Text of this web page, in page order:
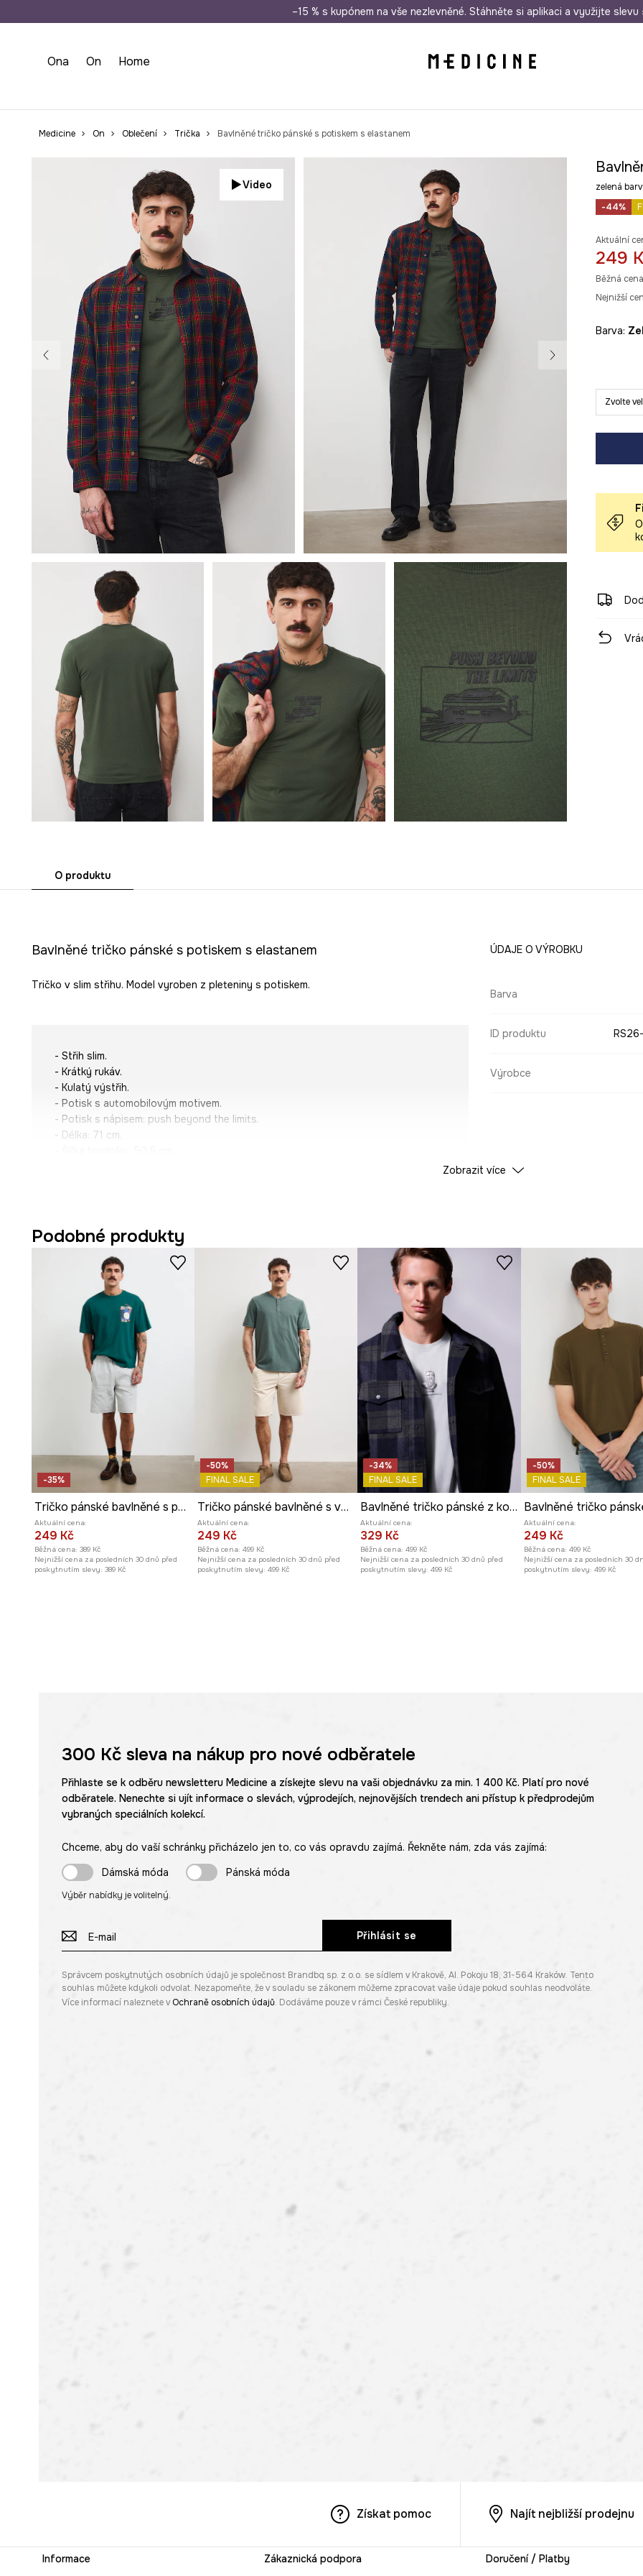
Doprava zdarma při nákupu nad 1 200 Kč Odeslání i do 24 hodin 30
–15 % s kupónem na vše nezlevněné. Stáhněte si aplikaci a využijte slevu
Ona On Home
Medicine On Oblečení Trička Bavlněné tričko pánské s potiskem s elastanem
Video
zelená
-44%
Aktuální
249
Běžná
Nejnižší
Barva:
Zvolte
O produktu
Bavlněné tričko pánské s potiskem s elastanem
Tričko v slim střihu. Model vyroben z pleteniny s potiskem.
- Střih slim.
- Krátký rukáv.
- Kulatý výstřih.
- Potisk s automobilovým motivem.
- Potisk s nápisem: push beyond the limits.
- Délka: 71 cm.
ÚDAJE O VÝROBKU
Barva
ID produktu
Výrobce
Zobrazit více
Podobné produkty
-35%
Tričko pánské bavlněné s potiskem
Aktuální cena:
249 Kč
Běžná cena: 389 Kč
Nejnižší cena za posledních 30 dnů před
poskytnutím slevy: 389 Kč
-50%
FINAL SALE
Tričko pánské bavlněné s vybledlým efektem
Aktuální cena:
249 Kč
Běžná cena: 499 Kč
Nejnižší cena za posledních 30 dnů před
poskytnutím slevy: 499 Kč
-34%
FINAL SALE
Bavlněné tričko pánské z kolekce Science – Words of Wisdom
Aktuální cena:
329 Kč
Běžná cena: 499 Kč
Nejnižší cena za posledních 30 dnů před
poskytnutím slevy: 499 Kč
-50%
FINAL SALE
Aktuální cena:
249 Kč
Běžná cena: 499 Kč
Nejnižší cena za posledních 30
poskytnutím slevy: 499 Kč
300 Kčsleva na nákup pro nové odběratele
Přihlaste se k odběru newsletteru Medicine a získejte slevu na vaši objednávku za min. 1 400 Kč. Platí pro nové
odběratele. Nenechte si ujít informace o slevách, výprodejích, nejnovějších trendech ani přístup k předprodejům
vybraných speciálních kolekcí.
Chceme, aby do vaší schránky přicházelo jen to, co vás opravdu zajímá. Řekněte nám, zda vás zajímá:
Dámská móda
Pánská móda
Výběr nabídky je volitelný.
Přihlásit se
Správcem poskytnutých osobních údajů je společnost Brandbq sp. z o.o. se sídlem v Krakově, Al. Pokoju 18, 31-564 Kraków. Tento
souhlas můžete kdykoli odvolat. Nezapomeňte, že v souladu se zákonem můžeme zpracovat vaše údaje pokud souhlas neodvoláte.
Více informací naleznete v Ochraně osobních údajů. Dodáváme pouze v rámci České republiky.
Získat pomoc Najít nejbližší prodejnu
Informace Zákaznická podpora Doručení / Platby